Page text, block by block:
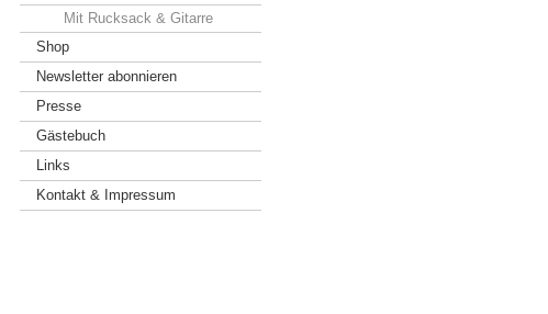
Mit Rucksack & Gitarre
Shop
Newsletter abonnieren
Presse
Gästebuch
Links
Kontakt & Impressum